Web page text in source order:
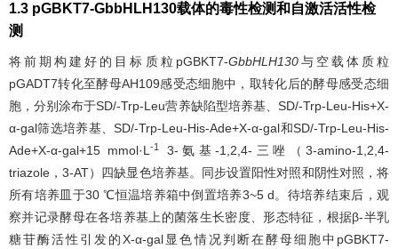
1.3 pGBKT7-GbbHLH130载体的毒性检测和自激活活性检
测
将前期构建好的目标质粒pGBKT7-GbbHLH130与空载体质粒
pGADT7转化至酵母AH109感受态细胞中，取转化后的酵母感受态细
胞，分别涂布于SD/-Trp-Leu营养缺陷型培养基、SD/-Trp-Leu-His+X-
α-gal筛选培养基、SD/-Trp-Leu-His-Ade+X-α-gal和SD/-Trp-Leu-His-
Ade+X-α-gal+15 mmol·L-1
3-氨基-1,2,4-三唑（3-amino-1,2,4-
triazole，3-AT）四缺显色培养基。同步设置阳性对照和阴性对照，将
所有培养皿于30 ℃恒温培养箱中倒置培养3~5 d。待培养结束后，观
察并记录酵母在各培养基上的菌落生长密度、形态特征，根据β-半乳
糖苷酶活性引发的X-α-gal显色情况判断在酵母细胞中pGBKT7-